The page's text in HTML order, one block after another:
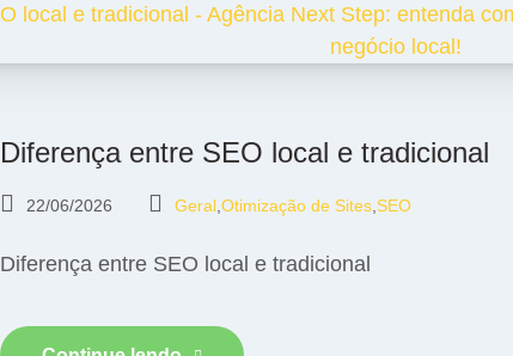
Diferença entre SEO local e tradicional
22/06/2026 Geral Otimização de Sites SEO
Diferença entre SEO local e tradicional